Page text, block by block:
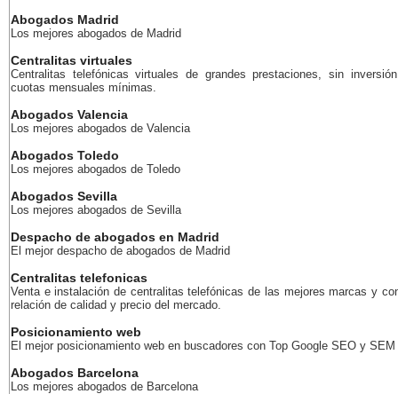
Abogados Madrid
Los mejores abogados de Madrid
Centralitas virtuales
Centralitas telefónicas virtuales de grandes prestaciones, sin
cuotas mensuales mínimas.
Abogados Valencia
Los mejores abogados de Valencia
Abogados Toledo
Los mejores abogados de Toledo
Abogados Sevilla
Los mejores abogados de Sevilla
Despacho de abogados en Madrid
El mejor despacho de abogados de Madrid
Centralitas telefonicas
Venta e instalación de centralitas telefónicas de las mejores marcas y
relación de calidad y precio del mercado.
Posicionamiento web
El mejor posicionamiento web en buscadores con Top Google SEO y SEM
Abogados Barcelona
Los mejores abogados de Barcelona